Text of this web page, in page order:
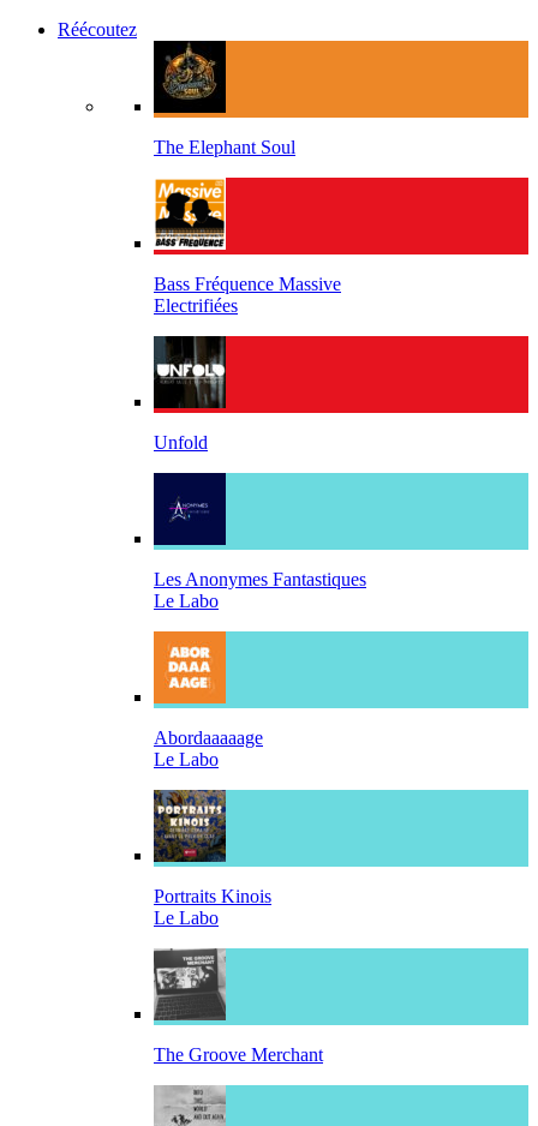
Réécoutez
The Elephant Soul
Bass Fréquence Massive
Electrifiées
Unfold
Les Anonymes Fantastiques
Le Labo
Abordaaaaage
Le Labo
Portraits Kinois
Le Labo
The Groove Merchant